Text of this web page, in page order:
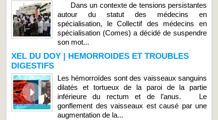
Dans un contexte de tensions persistantes
autour du statut des médecins en
spécialisation, le Collectif des médecins en
spécialisation (Comes) a décidé de suspendre
son mot...
XEL DU DOY | HEMORROIDES ET TROUBLES
DIGESTIFS
Les hémorroïdes sont des vaisseaux sanguins
dilatés et tortueux de la paroi de la partie
inférieure du rectum et de l’anus. Le
gonflement des vaisseaux est causé par une
augmentation de la...